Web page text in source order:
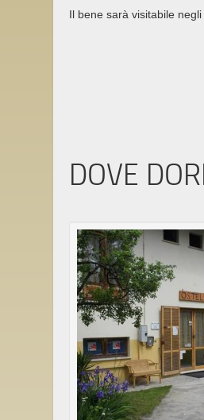
Il bene sarà visitabile
DOVE